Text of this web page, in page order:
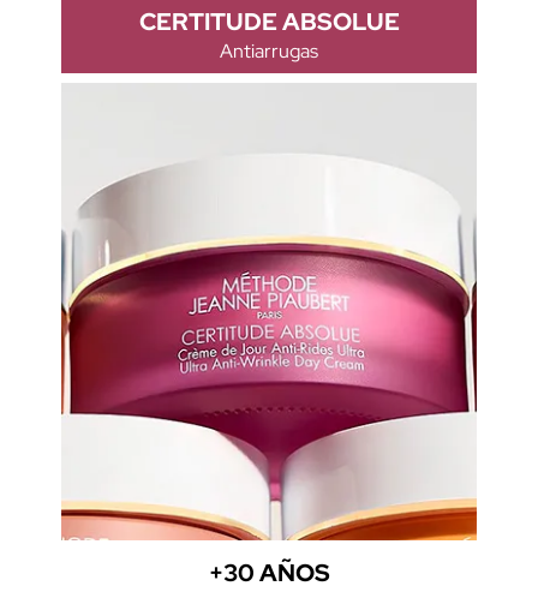
CERTITUDE ABSOLUE
Antiarrugas
+30 AÑOS